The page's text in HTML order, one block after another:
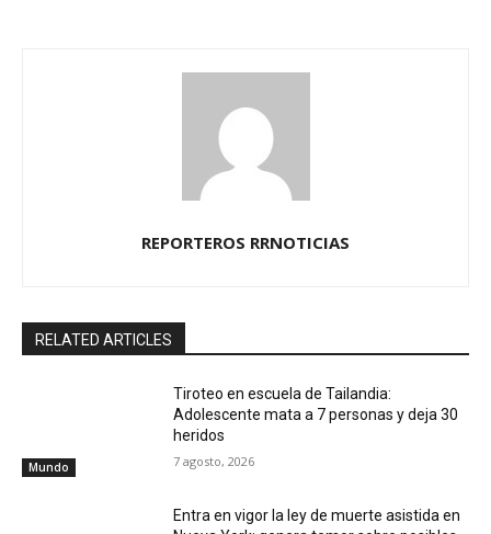
REPORTEROS RRNOTICIAS
RELATED ARTICLES
Mundo
Tiroteo en escuela de Tailandia:
Adolescente mata a 7 personas y deja 30
heridos
7 agosto, 2026
Entra en vigor la ley de muerte asistida en